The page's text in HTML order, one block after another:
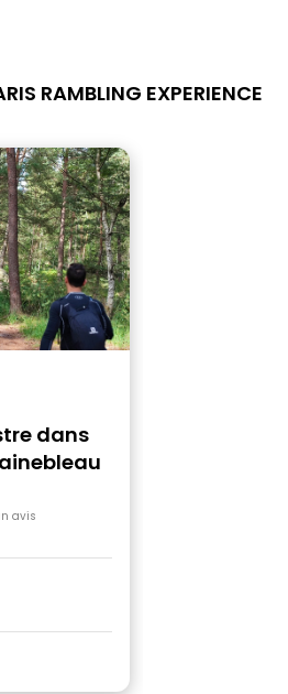
RAMBLING EXPERIENCE
dans
avis